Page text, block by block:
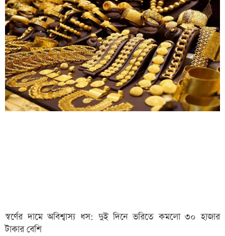
স্বর্ণের দামে অবিশ্বাস্য ধস: দুই দিনে ভরিতে কমলো ৩০ হাজার
টাকার বেশি